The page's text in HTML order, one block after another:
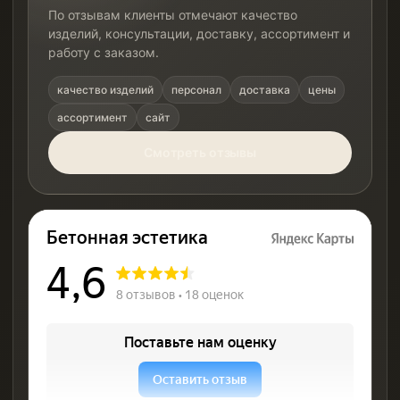
По отзывам клиенты отмечают качество
изделий, консультации, доставку, ассортимент и
работу с заказом.
качество изделий персонал доставка цены
ассортимент сайт